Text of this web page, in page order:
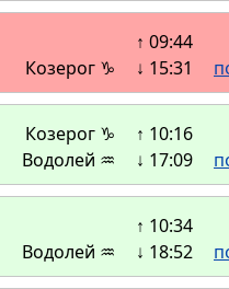
Козерог ♑
↑ 09:44
↓ 15:31
Козерог ♑
Водолей ♒
↑ 10:16
↓ 17:09
Водолей ♒
↑ 10:34
↓ 18:52